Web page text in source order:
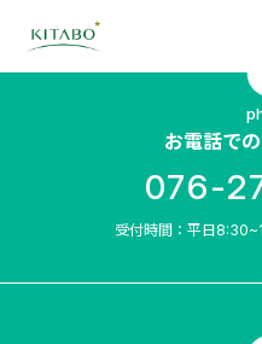
お電話で
076-
受付時間：平日